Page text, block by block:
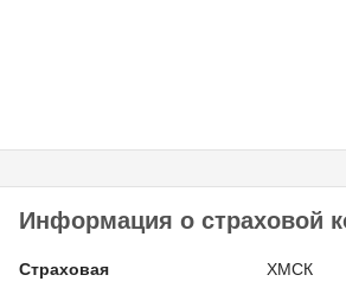
Информация о страховой
Страховая ХМСК